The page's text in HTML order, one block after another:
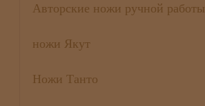
Авторские ножи ручной работы
ножи Якут
Ножи Танто